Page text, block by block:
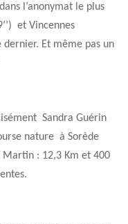
l’anonymat le plus
et Vincennes
dernier. Et même pas un
Sandra Guérin
nature à Sorède
Martin : 12,3 Km et 400